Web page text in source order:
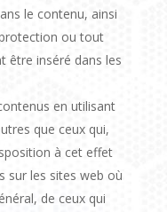
le contenu, ainsi
ou tout
être inséré dans les
en utilisant
que ceux qui,
à cet effet
sur les sites web où
de ceux qui